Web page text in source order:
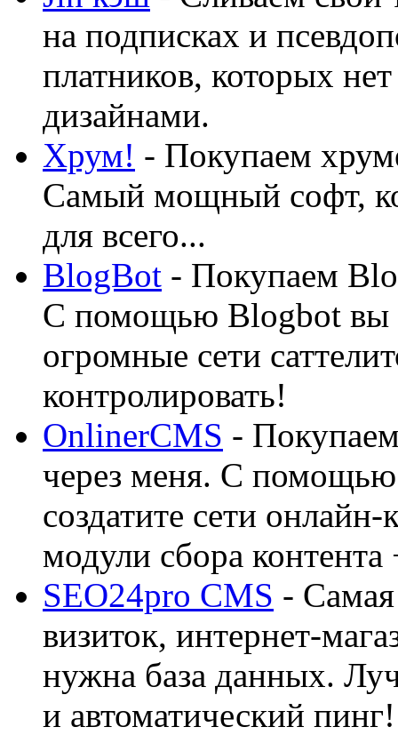
на подписках и
платников, которых
дизайнами.
Хрум! - Покупаем
Самый мощный софт,
для всего...
BlogBot - Покупаем
С помощью Blogbot вы
огромные сети
контролировать!
OnlinerCMS -
через меня. С помощью
создатите сети
модули сбора
SEO24pro CMS -
визиток, интернет-
нужна база данных.
и автоматический пинг!